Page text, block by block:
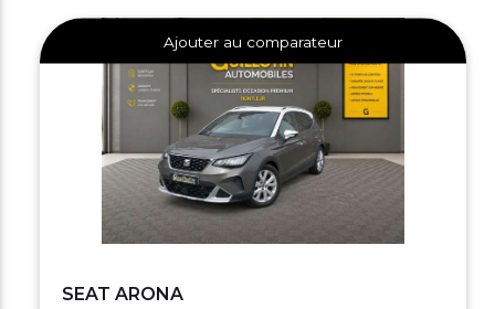
Ajouter au comparateur
SEAT ARONA